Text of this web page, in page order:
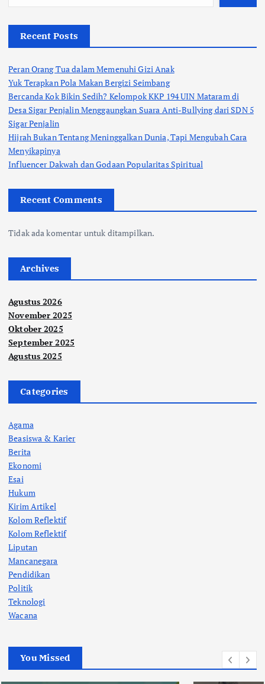
Recent Posts
Peran Orang Tua dalam Memenuhi Gizi Anak
Yuk Terapkan Pola Makan Bergizi Seimbang
Bercanda Kok Bikin Sedih? Kelompok KKP 194 UIN Mataram di
Desa Sigar Penjalin Menggaungkan Suara Anti-Bullying dari SDN 5
Sigar Penjalin
Hijrah Bukan Tentang Meninggalkan Dunia, Tapi Mengubah Cara
Menyikapinya
Influencer Dakwah dan Godaan Popularitas Spiritual
Recent Comments
Tidak ada komentar untuk ditampilkan.
Archives
Agustus 2026
November 2025
Oktober 2025
September 2025
Agustus 2025
Categories
Agama
Beasiswa & Karier
Berita
Ekonomi
Esai
Hukum
Kirim Artikel
Kolom Reflektif
Kolom Reflektif
Liputan
Mancanegara
Pendidikan
Politik
Teknologi
Wacana
You Missed